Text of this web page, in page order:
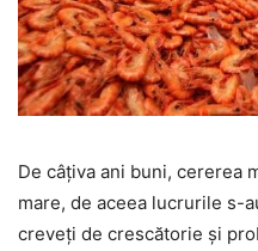
De câțiva ani buni, cererea
mare, de aceea lucrurile s-
creveți de crescătorie și